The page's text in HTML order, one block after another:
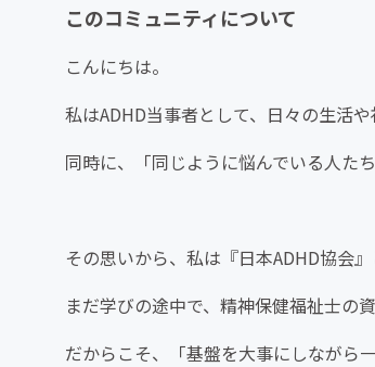
このコミュニティについて
こんにちは。
私はADHD当事者として、日々の生活
同時に、「同じように悩んでいる人た
その思いから、私は『日本ADHD協会
まだ学びの途中で、精神保健福祉士の
だからこそ、「基盤を大事にしながら